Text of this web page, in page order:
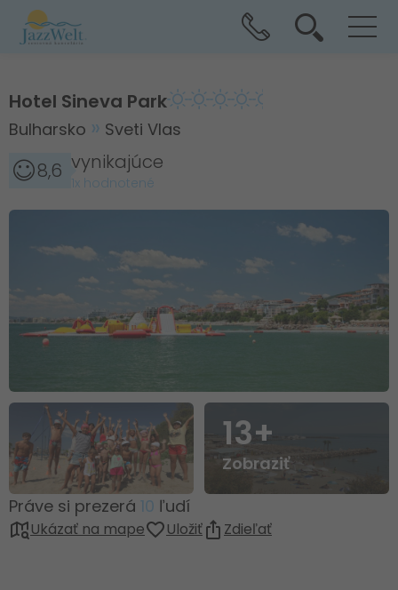
Hotel Sineva Park
Bulharsko Sveti Vlas
8,6 vynikajúce
1x hodnotené
13+
Zobraziť
Práve si prezerá 10 ľudí
Ukázať na mape Uložiť Zdieľať